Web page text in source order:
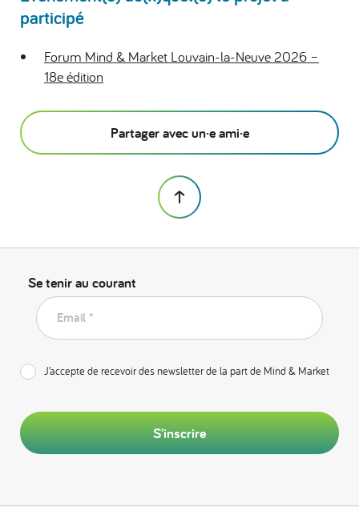
participé
Forum Mind & Market Louvain-la-Neuve 2026 –
18e édition
Partager avec un·e ami·e
Se tenir au courant
Email *
J’accepte de recevoir des newsletter de la part de Mind & Market
S'inscrire